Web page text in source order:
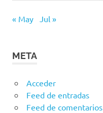
« May Jul »
META
Acceder
Feed de entradas
Feed de comentarios